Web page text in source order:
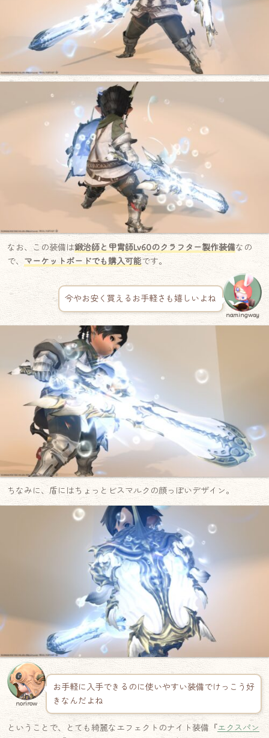
なお、この装備は鍛治師と甲冑師Lv60のクラフター製作装備なの
で、 マーケットボードでも購入可能です。
今やお安く買えるお手軽さも嬉しいよね
namingway
ちなみに、盾にはちょっとビスマルクの顔っぽいデザイン。
norirow
お手軽に入手できるのに使いやすい装備でけっこう好
きなんだよね
ということで、とても綺麗なエフェクトのナイト装備『エクスパン